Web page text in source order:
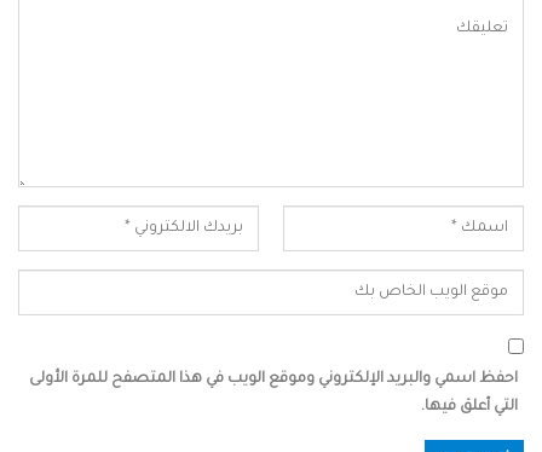
احفظ اسمي والبريد الإلكتروني وموقع الويب في هذا المتصفح للمرة الأولى
التي أعلق فيها.